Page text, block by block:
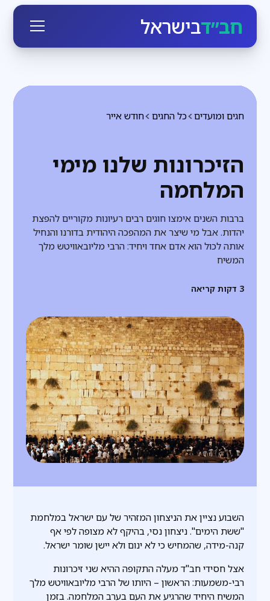
חב״דבישראל
חודש אייר כל החגים חגים ומועדים
הזיכרונות שלנו מימי
המלחמה
ברבות השנים אימצו חוגים רבים רעיונות מקוריים להפצת
יהדות. אבל מי שיצר את המהפכה היהודית בדורנו והנחיל
אותה לכול הוא אדם אחד ויחיד: הרבי מליובאוויטש מלך
המשיח
3 דקות קריאה
השבוע נציין את הניצחון המזהיר של עם ישראל במלחמת
"ששת הימים". ניצחון נסי, בהיקף לא מצופה לפי אף
קנה-מידה, שהמחיש כי לא ינום ולא יישן שומר ישראל.
אצל חסידי חב"ד מעלה התקופה ההיא שני זיכרונות
רבי-משמעות: הראשון – היותו של הרבי מליובאוויטש מלך
המשיח היחיד שהרגיע את העם בערב המלחמה. בזמן